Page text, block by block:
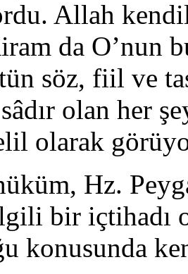
Allah
da O’nun
söz, fiil ve
olan her
olarak
Hz.
bir içtihadı
konu­sunda